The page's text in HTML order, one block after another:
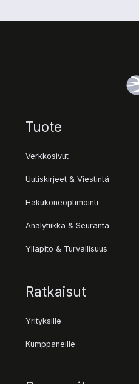
Tuote
Verkkosivut
Uutiskirjeet & Viestintä
Hakukoneoptimointi
Analytiikka & Seuranta
Ylläpito & Turvallisuus
Ratkaisut
Yrityksille
Kumppaneille